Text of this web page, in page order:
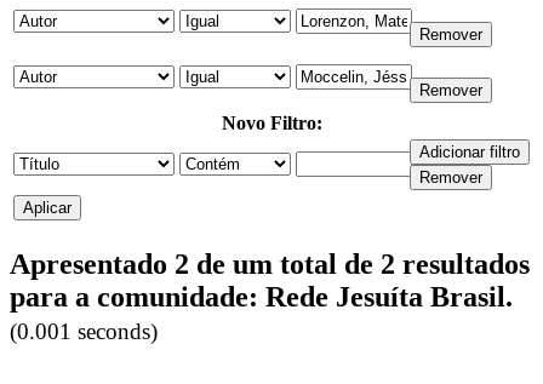
Novo Filtro:
Apresentado 2 de um total de 2 resultados
para a comunidade: Rede Jesuíta Brasil.
(0.001 seconds)